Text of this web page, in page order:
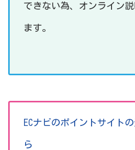
できない為、オンライン
ます。
ECナビのポイントサイト
ら